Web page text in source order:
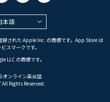
本語
された Apple Inc. の商標です。App Store は
スマークです。
LLC の商標です。
ンライン英会話
Rights Reserved.